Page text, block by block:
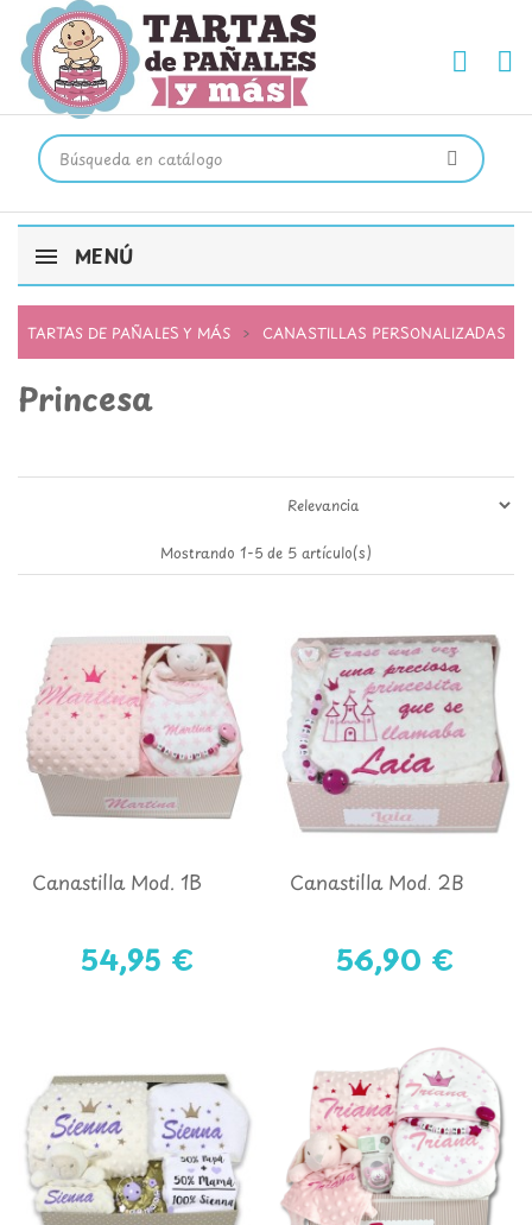
MENÚ
TARTAS DE PAÑALES Y MÁS CANASTILLAS PERSONALIZADAS
Princesa
Mostrando 1-5 de 5 artículo(s)
Canastilla Mod. 1B
54,95 €
Canastilla Mod. 2B
56,90 €